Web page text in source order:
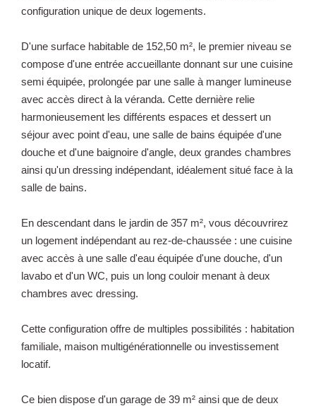
configuration unique de deux logements.
D'une surface habitable de 152,50 m², le premier niveau se
compose d'une entrée accueillante donnant sur une cuisine
semi équipée, prolongée par une salle à manger lumineuse
avec accès direct à la véranda. Cette dernière relie
harmonieusement les différents espaces et dessert un
séjour avec point d'eau, une salle de bains équipée d'une
douche et d'une baignoire d'angle, deux grandes chambres
ainsi qu'un dressing indépendant, idéalement situé face à la
salle de bains.
En descendant dans le jardin de 357 m², vous découvrirez
un logement indépendant au rez-de-chaussée : une cuisine
avec accès à une salle d'eau équipée d'une douche, d'un
lavabo et d'un WC, puis un long couloir menant à deux
chambres avec dressing.
Cette configuration offre de multiples possibilités : habitation
familiale, maison multigénérationnelle ou investissement
locatif.
Ce bien dispose d'un garage de 39 m² ainsi que de deux